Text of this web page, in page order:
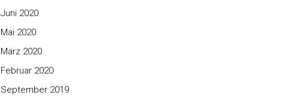
Juni 2020
Mai 2020
März 2020
Februar 2020
September 2019